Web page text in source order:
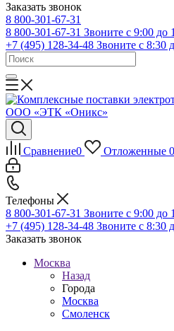
Заказать звонок
8 800-301-67-31
8 800-301-67-31 Звоните с 9:00 до
+7 (495) 128-34-48 Звоните с 8:30
Сравнение0 Отложенные 0
Телефоны
8 800-301-67-31 Звоните с 9:00 до
+7 (495) 128-34-48 Звоните с 8:30
Заказать звонок
Москва
Назад
Города
Москва
Смоленск